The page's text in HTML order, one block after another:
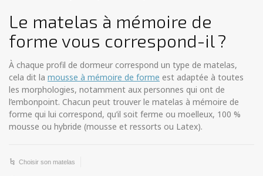
Le matelas à mémoire de
forme vous correspond-il ?
À chaque profil de dormeur correspond un type de matelas,
cela dit la mousse à mémoire de forme est adaptée à toutes
les morphologies, notamment aux personnes qui ont de
l’embonpoint. Chacun peut trouver le matelas à mémoire de
forme qui lui correspond, qu’il soit ferme ou moelleux, 100 %
mousse ou hybride (mousse et ressorts ou Latex).
Choisir son matelas